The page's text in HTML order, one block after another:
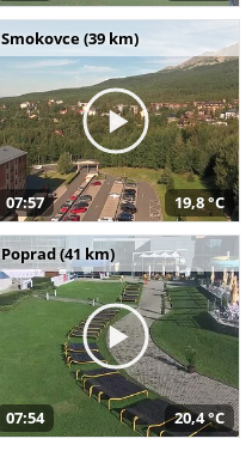
Smokovce (39 km)
07:57 19,8 °C
Poprad (41 km)
07:54 20,4 °C